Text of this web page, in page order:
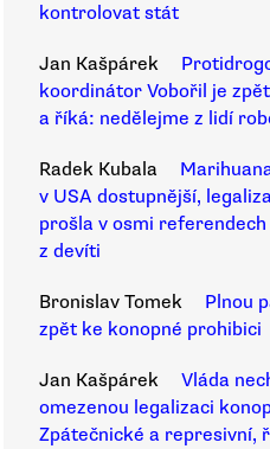
kontrolovat stát
Jan Kašpárek
koordinátor Vobořil je zpět
a říká: nedělejme z lidí
Radek Kubala
v USA dostupnější,
prošla v osmi referendech
z devíti
Bronislav Tomek
Plnou
zpět ke konopné prohibici
Jan Kašpárek
Vláda
omezenou legalizaci
Zpátečnické a represivní,